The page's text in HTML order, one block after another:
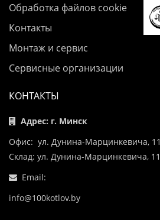
Обработка файлов cookie
Контакты
Монтаж и сервис
Сервисные организации
КОНТАКТЫ
Адрес: г. Минск
Офис: ул. Дунина-Марцинкевича, 11
Склад: ул. Дунина-Марцинкевича, 11
Email:
info@100kotlov.by